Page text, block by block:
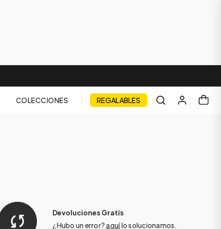
COLECCIONES REGALABLES
Devoluciones Gratis
¿Hubo un error?aquílo solucionamos.